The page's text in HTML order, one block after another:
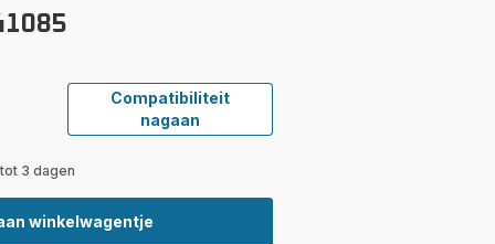
Compatibiliteit
nagaan
3 dagen
winkelwagentje